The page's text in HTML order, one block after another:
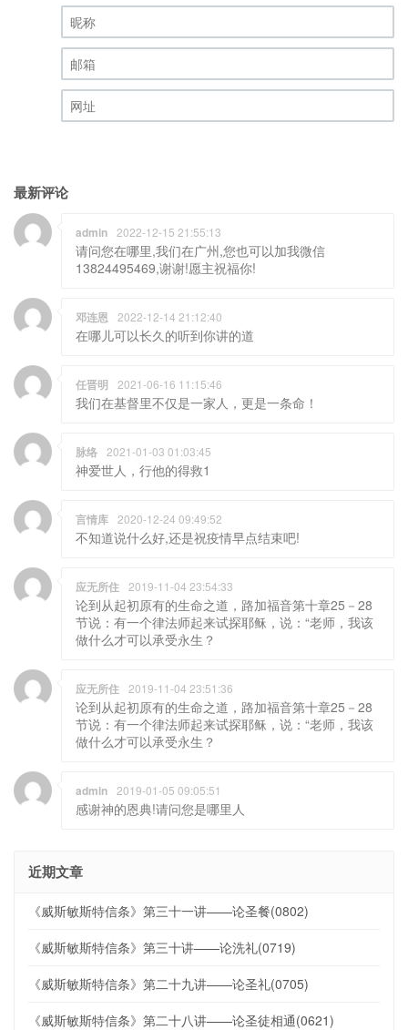
昵称 (必填)
邮箱 (必填)
最新评论
admin 2022-12-15 21:55:13
请问您在哪里,我们在广州,您也可以加我微信
13824495469,谢谢!愿主祝福你!
邓连恩 2022-12-14 21:12:40
在哪儿可以长久的听到你讲的道
任晋明 2021-06-16 11:15:46
我们在基督里不仅是一家人，更是一条命！
脉络 2021-01-03 01:03:45
神爱世人，行他的得救1
言情库 2020-12-24 09:49:52
不知道说什么好,还是祝疫情早点结束吧!
应无所住 2019-11-04 23:54:33
论到从起初原有的生命之道，路加福音第十章25－28
节说：有一个律法师起来试探耶稣，说：“老师，我该
做什么才可以承受永生？
应无所住 2019-11-04 23:51:36
论到从起初原有的生命之道，路加福音第十章25－28
节说：有一个律法师起来试探耶稣，说：“老师，我该
做什么才可以承受永生？
admin 2019-01-05 09:05:51
感谢神的恩典!请问您是哪里人
近期文章
《威斯敏斯特信条》第三十一讲——论圣餐(0802)
《威斯敏斯特信条》第三十讲——论洗礼(0719)
《威斯敏斯特信条》第二十九讲——论圣礼(0705)
《威斯敏斯特信条》第二十八讲——论圣徒相通(0621)